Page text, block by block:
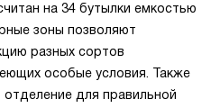
на 34 бутылки емкостью
зоны позволяют
разных сортов
особые условия. Также
для правильной